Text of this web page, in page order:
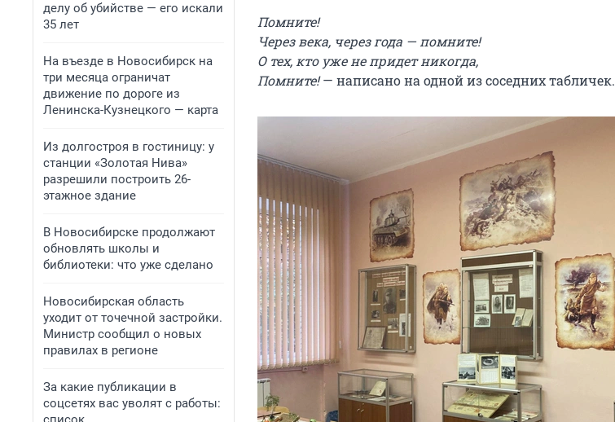
делу об убийстве — его искали
35 лет
На въезде в Новосибирск на
три месяца ограничат
движение по дороге из
Ленинска-Кузнецкого — карта
Из долгостроя в гостиницу: у
станции «Золотая Нива»
разрешили построить 26-
этажное здание
В Новосибирске продолжают
обновлять школы и
библиотеки: что уже сделано
Новосибирская область
уходит от точечной застройки.
Министр сообщил о новых
правилах в регионе
За какие публикации в
соцсетях вас уволят с работы:
Помните!
Через века, через года — помните!
О тех, кто уже не придет никогда,
Помните!— написано на одной из соседних табличек.